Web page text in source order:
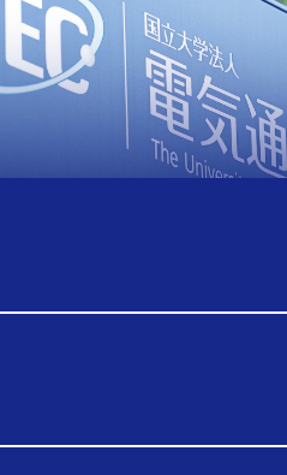
【ニュースリリー
は感じられるか？